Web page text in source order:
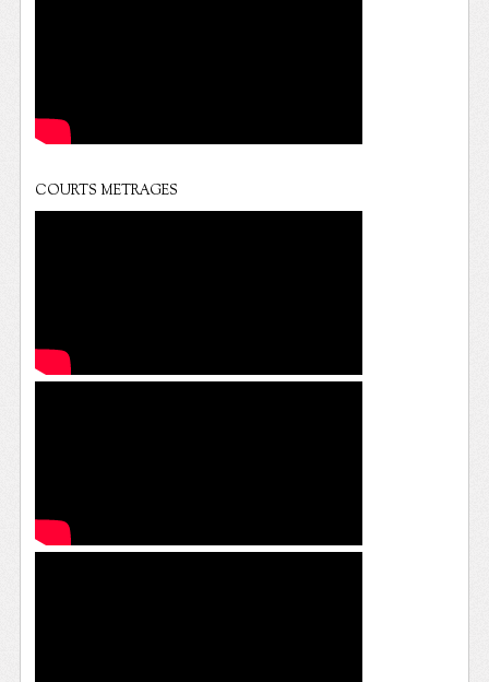
COURTS METRAGES